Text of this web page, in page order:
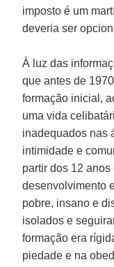
imposto é um
deveria ser
À luz das
que antes de
formação inicial,
uma vida
inadequados nas
intimidade e
partir dos 12
desenvolvimento
pobre, insano e
isolados e
formação era
piedade e na